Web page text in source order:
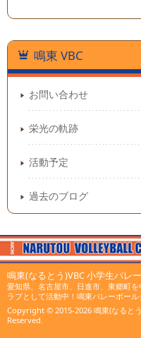
鳴東 VBC
お問い合わせ
栄光の軌跡
活動予定
過去のブログ
鳴東(なるとう)VBC 小学生バレ
愛知県、名古屋市、日進市、東郷町
ラブとして活動中！鳴東バレーボール
Copyright © 2015-2026 鳴東(なると
Reserved.